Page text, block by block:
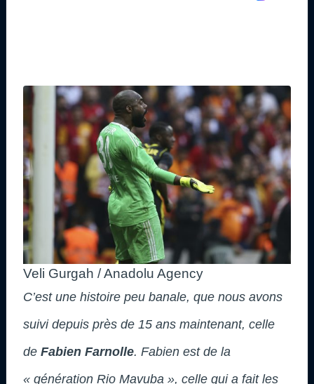
Veli Gurgah / Anadolu Agency
C’est une histoire peu banale, que nous avons
suivi depuis près de 15 ans maintenant, celle
de Fabien Farnolle. Fabien est de la
« génération Rio Mavuba », celle qui a fait les